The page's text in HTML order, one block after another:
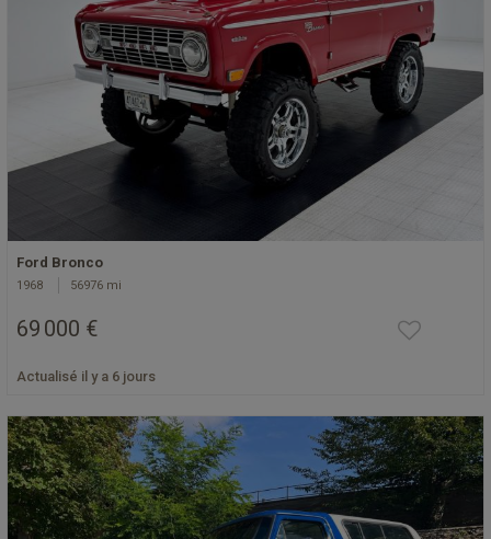
Ford Bronco
1968 56976 mi
69 000 €
Actualisé il y a 6 jours